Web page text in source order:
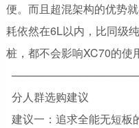
便。而且超混架构的优势
耗依然在6L以内，比同级
桩，都不会影响XC70的使
分人群选购建议
建议一：追求全能无短